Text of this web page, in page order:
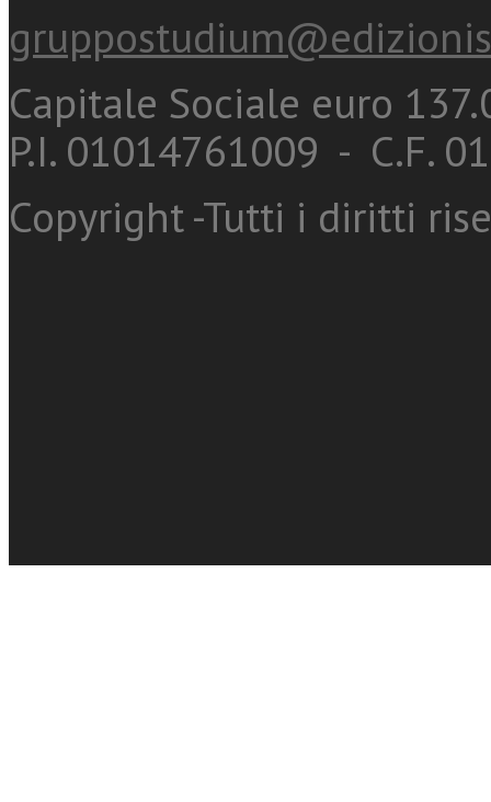
Capitale Sociale euro
P.I. 01014761009 - C.F.
Copyright -Tutti i diritti